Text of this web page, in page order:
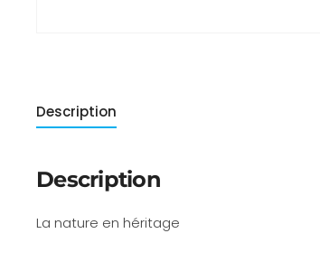
Description
Description
La nature en héritage